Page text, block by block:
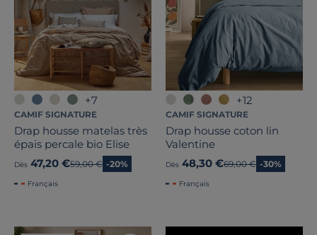
+7
CAMIF SIGNATURE
Drap housse matelas très
épais percale bio Elise
Dès 47,20 €Ancien prix
59,00 € -20%
Français
+12
CAMIF SIGNATURE
Drap housse coton lin
Valentine
Dès 48,30 €Ancien prix
69,00 € -30%
Français
Pays de fabrication